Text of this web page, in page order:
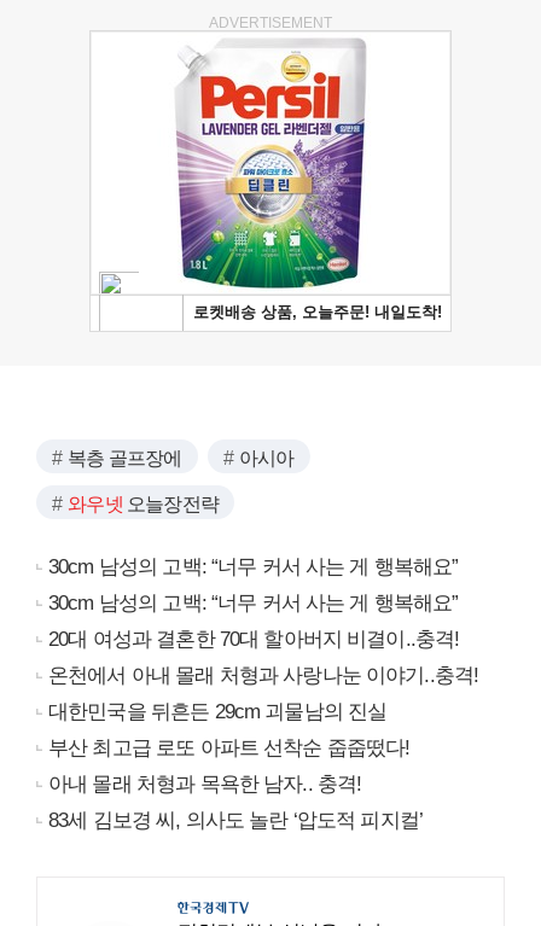
ADVERTISEMENT
복층 골프장에 아시아
와우넷 오늘장전략
30cm 남성의 고백: “너무 커서 사는 게 행복해요”
30cm 남성의 고백: “너무 커서 사는 게 행복해요”
20대 여성과 결혼한 70대 할아버지 비결이..충격!
온천에서 아내 몰래 처형과 사랑나눈 이야기..충격!
대한민국을 뒤흔든 29cm 괴물남의 진실
부산 최고급 로또 아파트 선착순 줍줍떴다!
아내 몰래 처형과 목욕한 남자.. 충격!
83세 김보경 씨, 의사도 놀란 ‘압도적 피지컬’